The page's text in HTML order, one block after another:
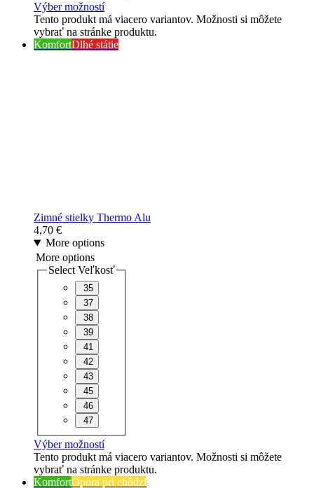
Výber možností
Tento produkt má viacero variantov. Možnosti si môžete
vybrať na stránke produktu.
KomfortDlhé státie
Zimné stielky Thermo Alu
4,70 €
More options
More options
Select Veľkosť
35
37
38
39
41
42
43
45
46
47
Výber možností
Tento produkt má viacero variantov. Možnosti si môžete
vybrať na stránke produktu.
KomfortOpora pri chôdzi